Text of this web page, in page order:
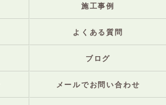
施工事例
よくある質問
ブログ
メールでお問い合わせ